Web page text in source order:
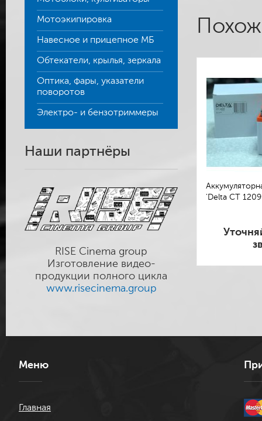
Мотоэкипировка
Навесное и прицепное МБ
Обтекатели, крылья, зеркала
Оптика, фары, указатели
поворотов
Электро- и бензотриммеры
Наши партнёры
RISE Cinema group
Изготовление видео-
продукции полного цикла
www.risecinema.group
'Delta СТ
Меню
Главная